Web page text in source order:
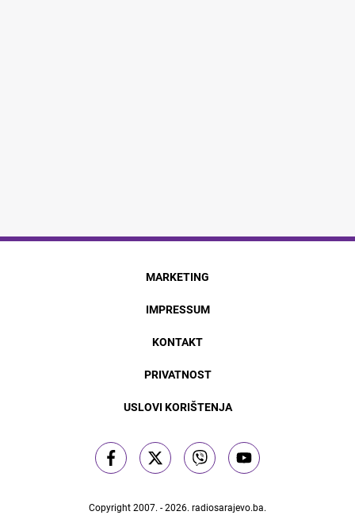
MARKETING
IMPRESSUM
KONTAKT
PRIVATNOST
USLOVI KORIŠTENJA
Copyright 2007. - 2026. radiosarajevo.ba.